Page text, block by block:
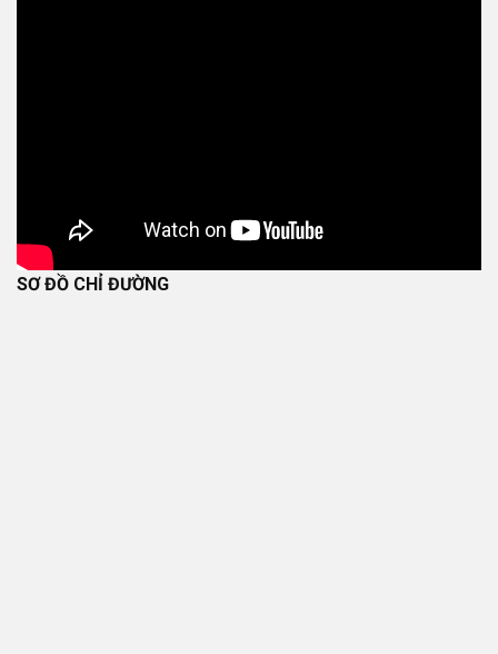
SƠ ĐỒ CHỈ ĐƯỜNG